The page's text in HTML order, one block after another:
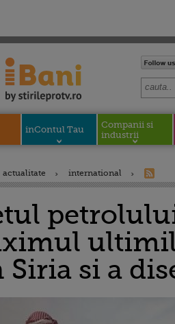
inContul Tau
Companii si
industrii
actualitate international
Siria si a